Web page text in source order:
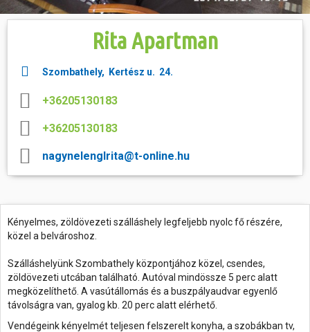
Rita Apartman
Szombathely, Kertész u. 24.
+36205130183
+36205130183
nagynelenglrita@t-online.hu
Kényelmes, zöldövezeti szálláshely legfeljebb nyolc fő részére,
közel a belvároshoz.
Szálláshelyünk Szombathely központjához közel, csendes,
zöldövezeti utcában található. Autóval mindössze 5 perc alatt
megközelíthető. A vasútállomás és a buszpályaudvar egyenlő
távolságra van, gyalog kb. 20 perc alatt elérhető.
Vendégeink kényelmét teljesen felszerelt konyha, a szobákban tv,